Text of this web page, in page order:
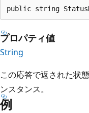
public string
プロパティ値
String
この応答で返された状
ンスタンス。
例